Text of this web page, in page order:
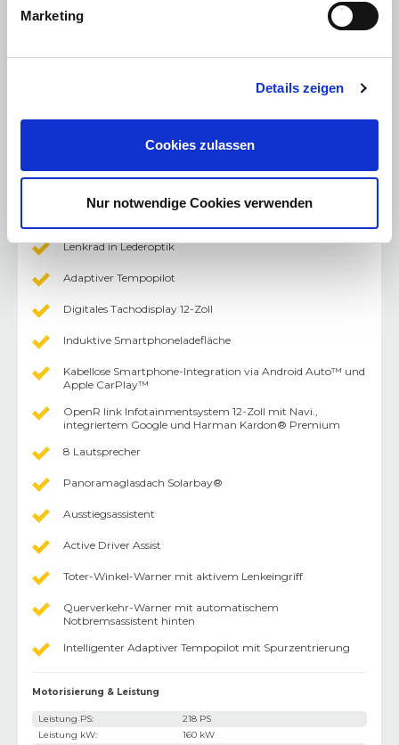
Marketing
Details zeigen
Cookies zulassen
Nur notwendige Cookies verwenden
Vordersitze beheizbar
Klemmschutz
Fahrzeugteppich in Blau
Elektrische Heckklappe
Elektrische Fensterheber hinten mit Impulsschaltung und
Lenkrad in Lederoptik
Adaptiver Tempopilot
Digitales Tachodisplay 12-Zoll
Induktive Smartphoneladefläche
Kabellose Smartphone-Integration via Android Auto™ und
Apple CarPlay™
OpenR link Infotainmentsystem 12-Zoll mit Navi.,
integriertem Google und Harman Kardon® Premium
8 Lautsprecher
Panoramaglasdach Solarbay®
Ausstiegsassistent
Active Driver Assist
Toter-Winkel-Warner mit aktivem Lenkeingriff
Querverkehr-Warner mit automatischem
Notbremsassistent hinten
Intelligenter Adaptiver Tempopilot mit Spurzentrierung
Motorisierung & Leistung
Leistung PS:
218 PS
Leistung kW: 160 kW